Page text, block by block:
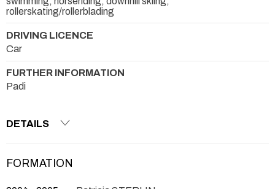
rollerskating/rollerblading
DRIVING LICENCE
Car
FURTHER INFORMATION
Padi
DETAILS
FORMATION